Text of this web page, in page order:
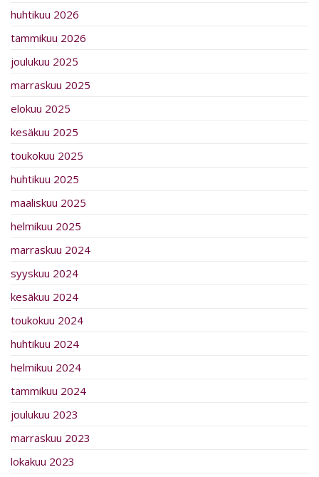
huhtikuu 2026
tammikuu 2026
joulukuu 2025
marraskuu 2025
elokuu 2025
kesäkuu 2025
toukokuu 2025
huhtikuu 2025
maaliskuu 2025
helmikuu 2025
marraskuu 2024
syyskuu 2024
kesäkuu 2024
toukokuu 2024
huhtikuu 2024
helmikuu 2024
tammikuu 2024
joulukuu 2023
marraskuu 2023
lokakuu 2023